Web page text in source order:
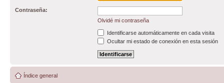
Contraseña:
Olvidé mi contraseña
Identificarse automáticamente en cada visita
Ocultar mi estado de conexión en esta sesión
Índice general